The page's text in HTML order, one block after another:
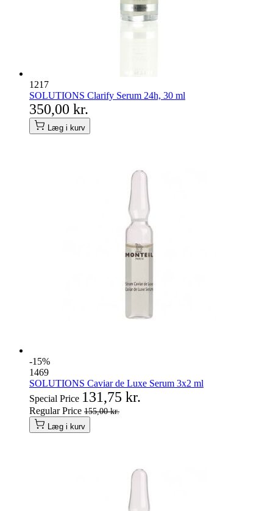
1217
SOLUTIONS Clarify Serum 24h, 30 ml
350,00 kr.
Læg i kurv
-15%
1469
SOLUTIONS Caviar de Luxe Serum 3x2 ml
Special Price 131,75 kr.
Regular Price 155,00 kr.
Læg i kurv